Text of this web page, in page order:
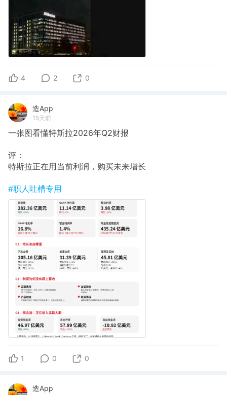
4 2 0
造App
15天前
一张图看懂特斯拉2026年Q2财报
评：
特斯拉正在用当前利润，购买未来增长
#职人吐槽专用
1 0 0
造App